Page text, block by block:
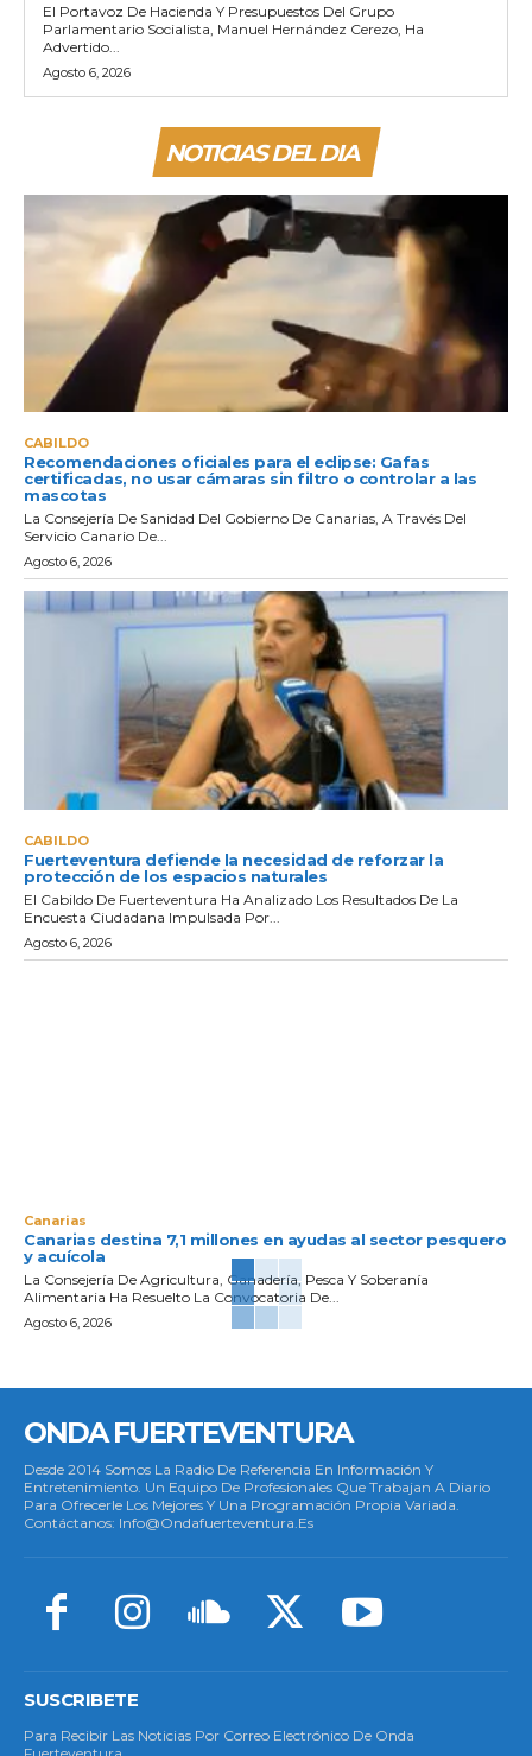
El Portavoz De Hacienda Y Presupuestos Del Grupo
Parlamentario Socialista, Manuel Hernández Cerezo, Ha
Advertido...
Agosto 6, 2026
NOTICIAS DEL DIA
CABILDO
Recomendaciones oficiales para el eclipse: Gafas
certificadas, no usar cámaras sin filtro o controlar a las
mascotas
La Consejería De Sanidad Del Gobierno De Canarias, A Través Del
Servicio Canario De...
Agosto 6, 2026
CABILDO
Fuerteventura defiende la necesidad de reforzar la
protección de los espacios naturales
El Cabildo De Fuerteventura Ha Analizado Los Resultados De La
Encuesta Ciudadana Impulsada Por...
Agosto 6, 2026
Canarias
Canarias destina 7,1 millones en ayudas al sector pesquero
y acuícola
La Consejería De Agricultura, Ganadería, Pesca Y Soberanía
Alimentaria Ha Resuelto La Convocatoria De...
Agosto 6, 2026
ONDA FUERTEVENTURA
Desde 2014 Somos La Radio De Referencia En Información Y
Entretenimiento. Un Equipo De Profesionales Que Trabajan A Diario
Para Ofrecerle Los Mejores Y Una Programación Propia Variada.
Contáctanos: Info@ondafuerteventura.es
SUSCRIBETE
Para Recibir Las Noticias Por Correo Electrónico De Onda